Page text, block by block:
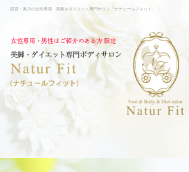
西宮・夙川の女性専用 美脚＆ダイエット専門サロン「ナチュールフィット」